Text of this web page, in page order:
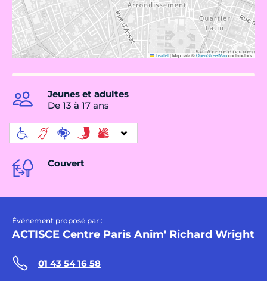
Leaflet|Map data ©OpenStreetMapcontributors
Jeunes et adultes
De 13 à 17 ans
Couvert
Évènement proposé par :
ACTISCE Centre Paris Anim' Richard Wright
01 43 54 16 58